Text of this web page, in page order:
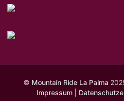
© Mountain Ride La Palma
Impressum|